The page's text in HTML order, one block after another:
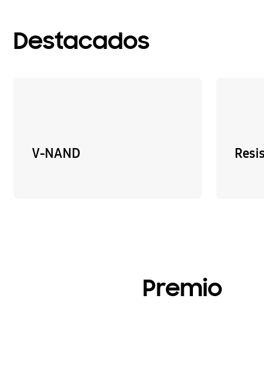
Destacados
V-NAND
Premio